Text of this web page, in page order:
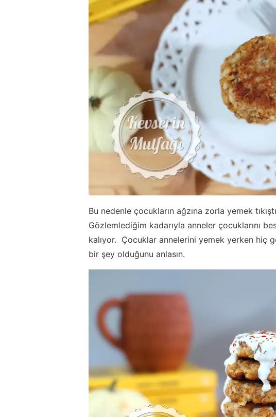
Bu nedenle çocukların ağzına zorla yemek
Gözlemlediğim kadarıyla anneler çocuklarını
kalıyor. Çocuklar annelerini yemek yerken hiç
bir şey olduğunu anlasın.